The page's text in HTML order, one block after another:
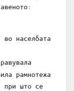
во населбата
рамнотежа
при што се